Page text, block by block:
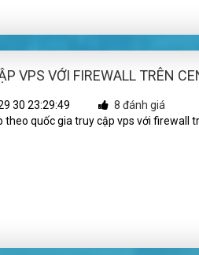
VPS VỚI FIREWALL TRÊN
30 23:29:49
8 đánh giá
theo quốc gia truy cập vps với firewall